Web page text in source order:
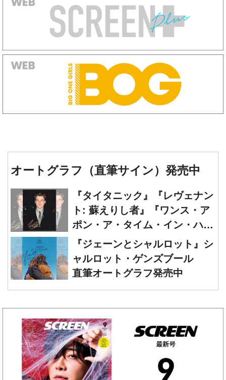
オートグラフ（直筆サイン）発売中
『タイタニック』『レヴェナン
ト: 蘇えりし者』『ワンス・ア
ポン・ア・タイム・イン・ハリ
ウッド』レオナルド・ディカプ
リオ 直筆オートグラフ発売中
『ジェーンとシャルロット』シ
ャルロット・ゲンズブール
直筆オートグラフ発売中